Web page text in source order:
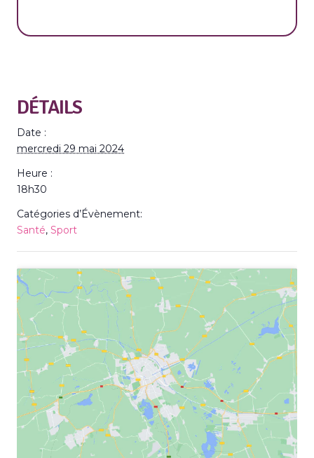
DÉTAILS
Date :
mercredi 29 mai 2024
Heure :
18h30
Catégories d’Évènement:
Santé, Sport